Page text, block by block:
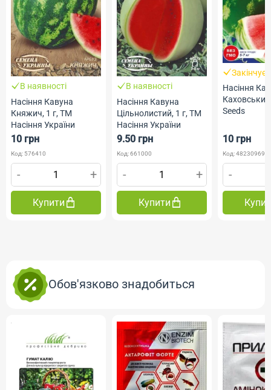
В наявності
Насіння Кавуна
Княжич, 1 г, ТМ
Насіння України
10 грн
Код: 576410
- +
Купити
В наявності
Насіння Кавуна
Цільнолистий, 1 г, ТМ
Насіння України
9.50 грн
Код: 661000
- +
Купити
Насіння
Seeds
10 грн
Код:
-
Обов'язково знадобиться